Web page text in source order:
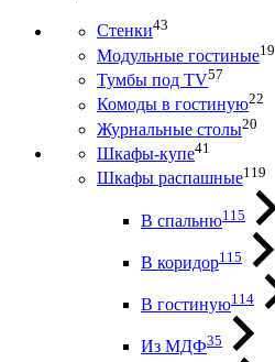
Стенки43
Модульные гостиные19
Тумбы под ТV57
Комоды в гостиную22
Журнальные столы20
Шкафы-купе41
Шкафы распашные119
В спальню115
В коридор115
В гостиную114
Из МДФ35